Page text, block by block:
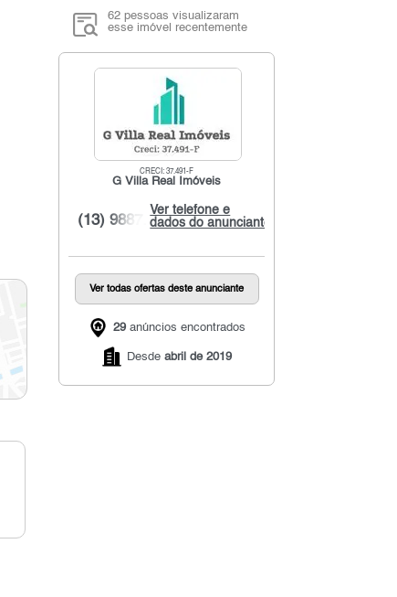
62 pessoas visualizaram
esse imóvel recentemente
CRECI: 37.491-F
G Villa Real Imóveis
Ver telefone e
dados do anunciante
(13) 9887...
Ver todas ofertas deste anunciante
29 anúncios encontrados
Desdeabril de 2019